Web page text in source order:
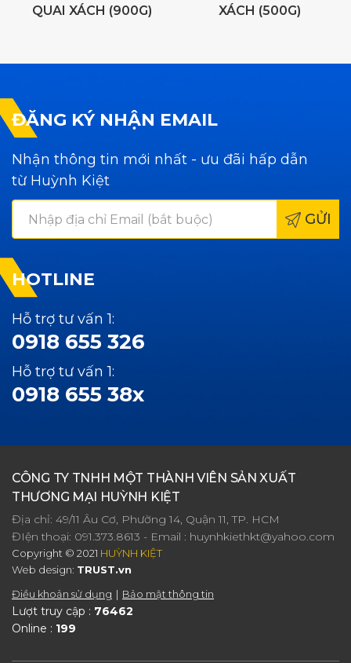
QUAI XÁCH (900G)
XÁCH (500G)
ĐĂNG KÝ NHẬN EMAIL
Nhận thông tin mới nhất - ưu đãi hấp dẫn
từ Huỳnh Kiệt
GỬI
HOTLINE
Hỗ trợ tư vấn 1:
0918 655 326
Hỗ trợ tư vấn 1:
0918 655 38x
CÔNG TY TNHH MỘT THÀNH VIÊN SẢN XUẤT
THƯƠNG MẠI HUỲNH KIỆT
Địa chỉ: 49/11 Âu Cơ, Phường 14, Quận 11, TP. HCM
ĐIện thoại: 091.373.8613 - Email : huynhkiethkt@yahoo.com
Copyright © 2021 HUỲNH KIỆT
Web design: TRUST.vn
Điều khoản sử dụng
Bảo mật thông tin
Lượt truy cập : 76462
Online : 199